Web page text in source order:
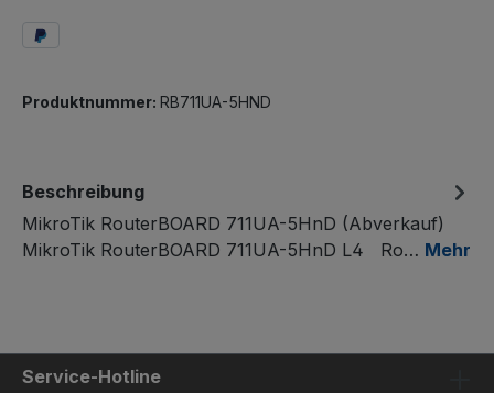
Produktnummer: RB711UA-5HND
Beschreibung
MikroTik RouterBOARD 711UA-5HnD (Abverkauf)
MikroTik RouterBOARD 711UA-5HnD L4 Ro… Mehr
Service-Hotline